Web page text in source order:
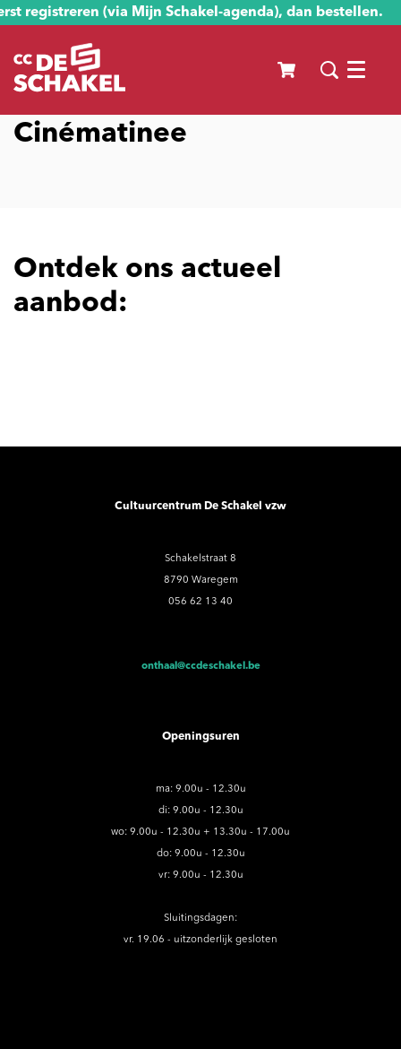
registreren (via Mijn Schakel-agenda), dan bestellen.
Menu
Cinématinee
Ontdek ons actueel
aanbod:
Cultuurcentrum De Schakel vzw
Schakelstraat 8
8790 Waregem
056 62 13 40
onthaal@ccdeschakel.be
Openingsuren
ma: 9.00u - 12.30u
di: 9.00u - 12.30u
wo: 9.00u - 12.30u + 13.30u - 17.00u
do: 9.00u - 12.30u
vr: 9.00u - 12.30u
Sluitingsdagen:
vr. 19.06 - uitzonderlijk gesloten